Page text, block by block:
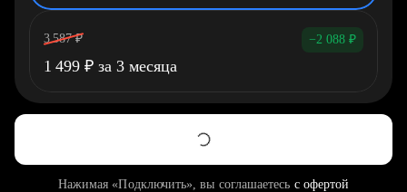
3 587 ₽ −2 088 ₽
1 499 ₽ за 3 месяца
Нажимая «Подключить», вы соглашаетесь с офертой